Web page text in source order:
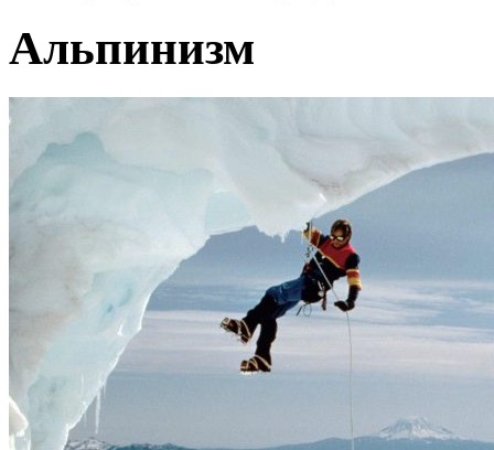
Альпинизм